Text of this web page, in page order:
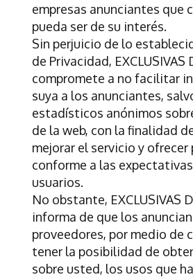
empresas anunciantes que
pueda ser de su interés.
Sin perjuicio de lo
de Privacidad, EXCLUSIVAS
compromete a no facilitar
suya a los anunciantes,
estadísticos anónimos
de la web, con la finalidad
mejorar el servicio y
conforme a las
usuarios.
No obstante, EXCLUSIVAS
informa de que los
proveedores, por medio de
tener la posibilidad de
sobre usted, los usos que